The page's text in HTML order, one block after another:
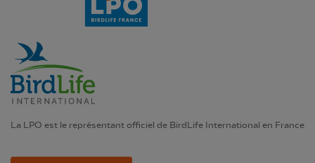
La LPO est le représentant officiel de BirdLife International en France